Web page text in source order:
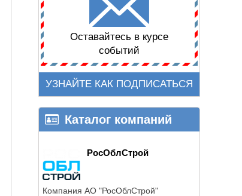
Оставайтесь в курсе
событий
УЗНАЙТЕ КАК ПОДПИСАТЬСЯ
Каталог компаний
РосОблСтрой
Компания АО "РосОблСтрой"